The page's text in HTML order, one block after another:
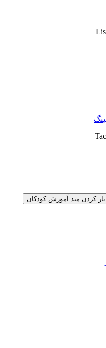
باز کردن متد آموزش کودکان